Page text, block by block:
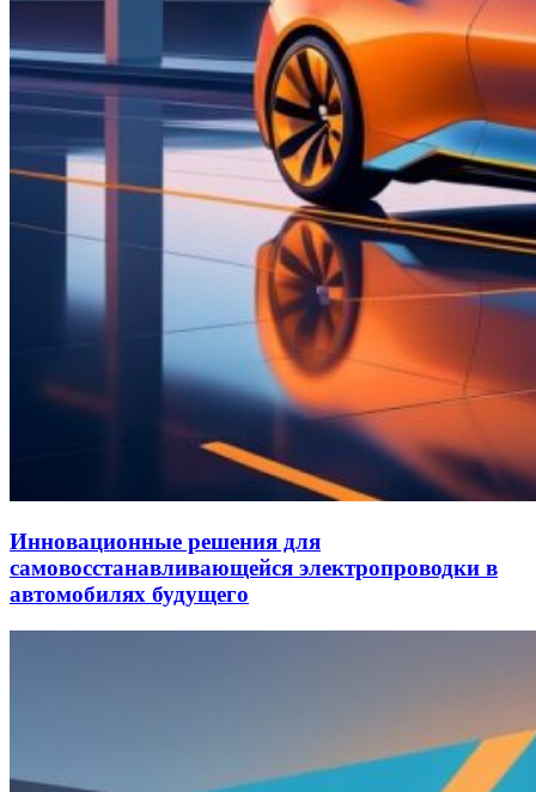
Инновационные решения для
самовосстанавливающейся электропроводки в
автомобилях будущего